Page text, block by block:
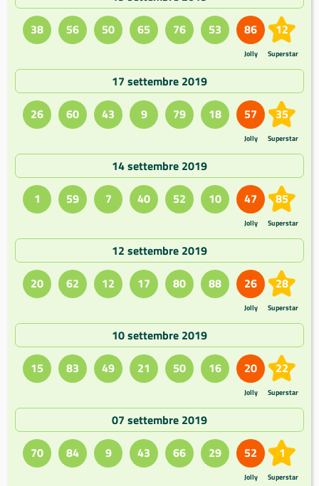
38
56 50 65 76 53 86
Jolly
12
Superstar
17 settembre 2019
26
60 43 9 79 18 57
Jolly
35
Superstar
14 settembre 2019
1
59 7 40 52 10 47
Jolly
85
Superstar
12 settembre 2019
20
62 12 17 80 88 26
Jolly
28
Superstar
10 settembre 2019
15
83 49 21 50 16 20
Jolly
22
Superstar
07 settembre 2019
70
84 9 43 66 29 52
Jolly
1
Superstar